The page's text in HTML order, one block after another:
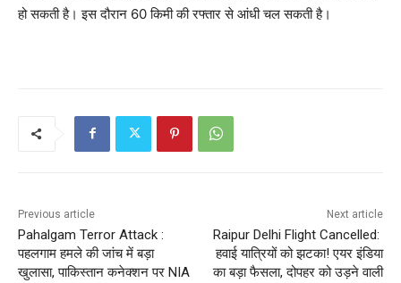
हो सकती है। इस दौरान 60 किमी की रफ्तार से आंधी चल सकती है।
Previous article
Pahalgam Terror Attack :
पहलगाम हमले की जांच में बड़ा
खुलासा, पाकिस्तान कनेक्शन पर NIA
Next article
Raipur Delhi Flight Cancelled:
हवाई यात्रियों को झटका! एयर इंडिया
का बड़ा फैसला, दोपहर को उड़ने वाली